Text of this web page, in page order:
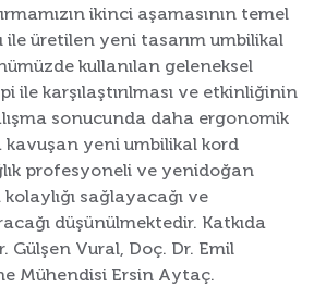
ikinci aşamasının temel
ile üretilen yeni tasarım umbilikal
kullanılan geleneksel
ile karşılaştırılması ve etkinliğinin
sonucunda daha ergonomik
kavuşan yeni umbilikal kord
profesyoneli ve yenidoğan
kolaylığı sağlayacağı ve
düşünülmektedir. Katkıda
Gülşen Vural, Doç. Dr. Emil
Mühendisi Ersin Aytaç.